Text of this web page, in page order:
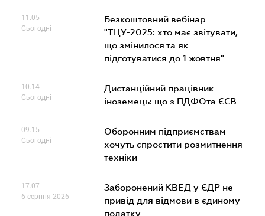
11.05
Сьогодні
Безкоштовний вебінар
"ТЦУ-2025: хто має звітувати,
що змінилося та як
підготуватися до 1 жовтня"
10.14
Сьогодні
Дистанційний працівник-
іноземець: що з ПДФОта ЄСВ
09.15
Сьогодні
Оборонним підприємствам
хочуть спростити розмитнення
техніки
17.07
6 серпня 2026
Заборонений КВЕД у ЄДР не
привід для відмови в єдиному
податку